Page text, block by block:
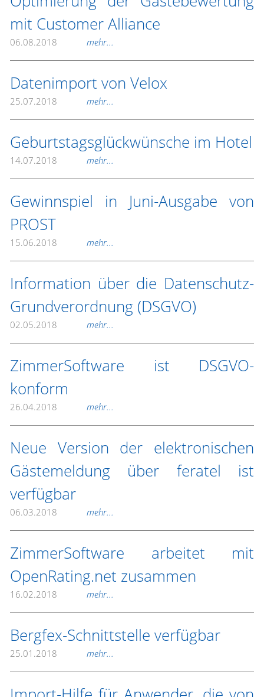
mit Customer Alliance
06.08.2018 mehr...
Datenimport von Velox
25.07.2018 mehr...
Geburtstagsglückwünsche im Hotel
14.07.2018 mehr...
Gewinnspiel in Juni-Ausgabe von
PROST
15.06.2018 mehr...
Information über die Datenschutz-
Grundverordnung (DSGVO)
02.05.2018 mehr...
ZimmerSoftware ist DSGVO-
konform
26.04.2018 mehr...
Neue Version der elektronischen
Gästemeldung über feratel ist
verfügbar
06.03.2018 mehr...
ZimmerSoftware arbeitet mit
OpenRating.net zusammen
16.02.2018 mehr...
Bergfex-Schnittstelle verfügbar
25.01.2018 mehr...